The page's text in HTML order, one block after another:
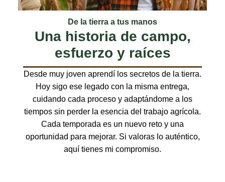
De la tierra a tus manos
Una historia de campo,
esfuerzo y raíces
Desde muy joven aprendí los secretos de la tierra.
Hoy sigo ese legado con la misma entrega,
cuidando cada proceso y adaptándome a los
tiempos sin perder la esencia del trabajo agrícola.
Cada temporada es un nuevo reto y una
oportunidad para mejorar. Si valoras lo auténtico,
aquí tienes mi compromiso.